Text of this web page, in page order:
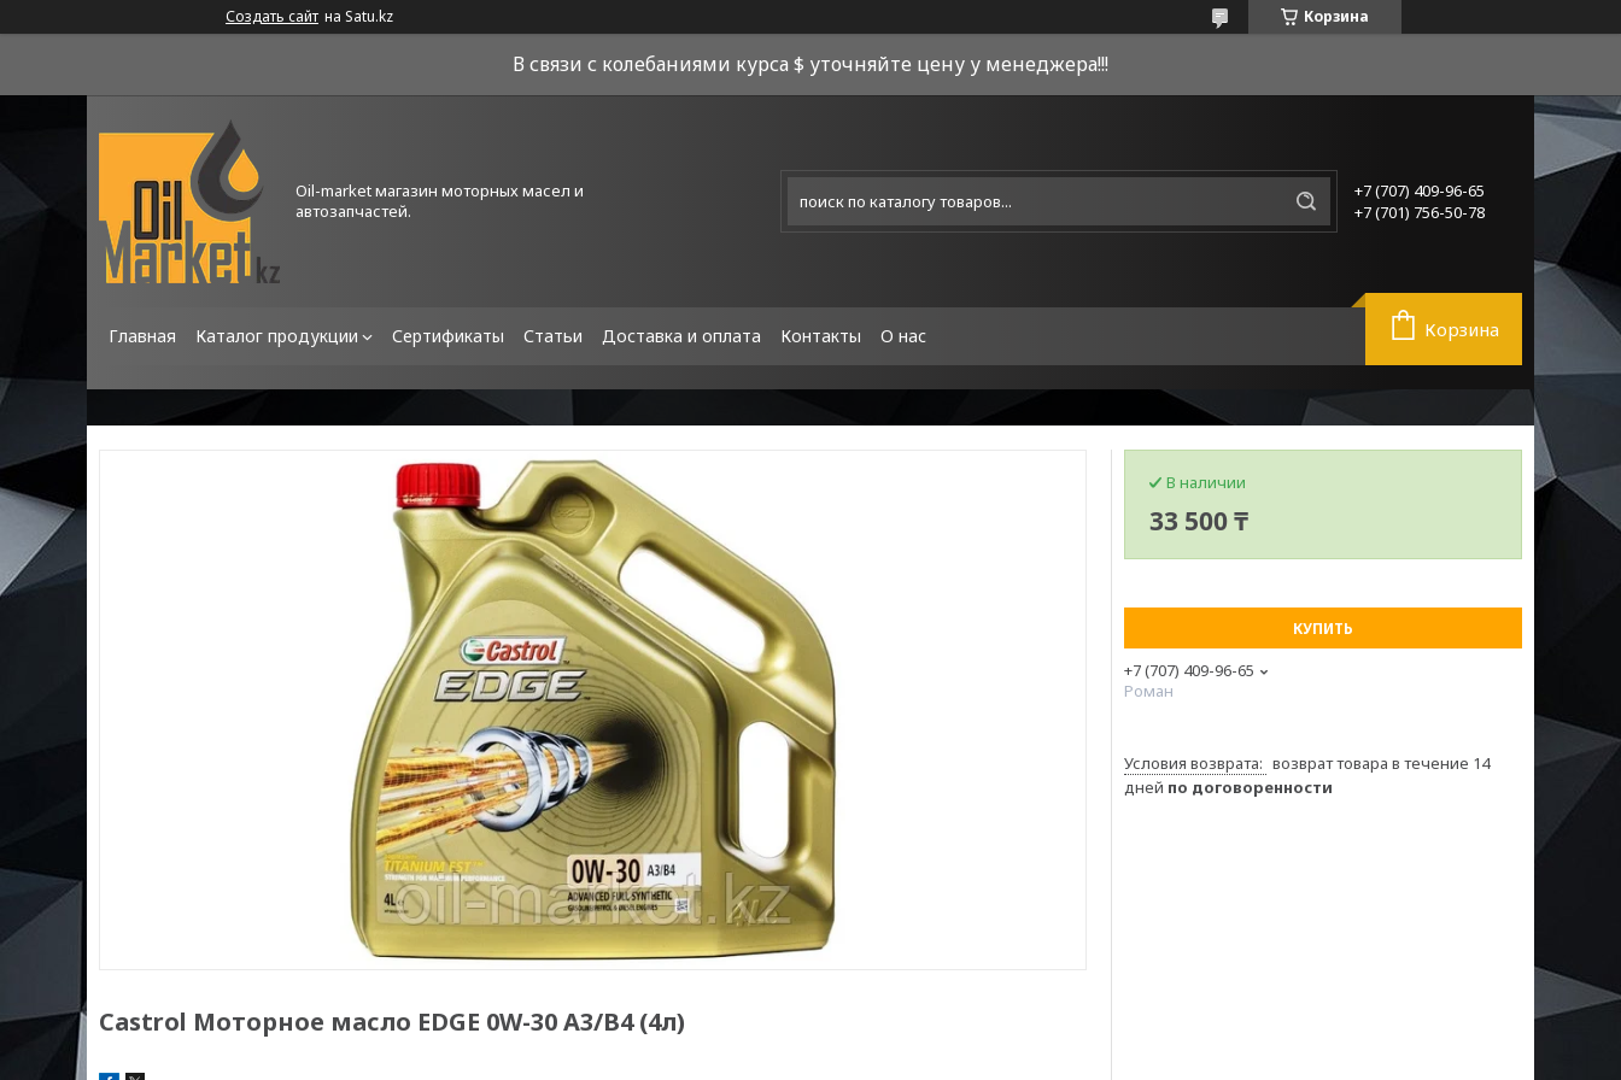
Создать сайт на Satu.kz Корзина
В связи с колебаниями курса $ уточняйте цену у менеджера!!!
Oil-market магазин моторных масел и
автозапчастей.
+7 (707) 409-96-65
+7 (701) 756-50-78
Главная Каталог продукции Сертификаты Статьи Доставка и оплата Контакты О нас Корзина
Castrol Моторное масло EDGE 0W-30 A3/B4 (4л)
В наличии
33 500 ₸
КУПИТЬ
+7 (707) 409-96-65
Роман
возврат товара в течение 14
дней по договоренности